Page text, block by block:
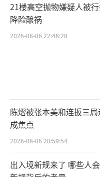
21楼高空抛物嫌疑人被
降险酿祸
2026-08-06 22:48:28
陈熠被张本美和连扳三
成焦点
2026-08-06 20:59:54
出入境新规来了 哪些人